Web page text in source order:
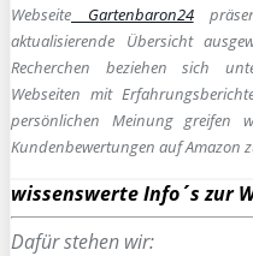
Webseite Gartenbaron24
aktualisierende Übersicht
Recherchen beziehen sich
Webseiten mit
persönlichen Meinung greifen
Kundenbewertungen auf Amazon
wissenswerte Info´s zur
Dafür stehen wir: